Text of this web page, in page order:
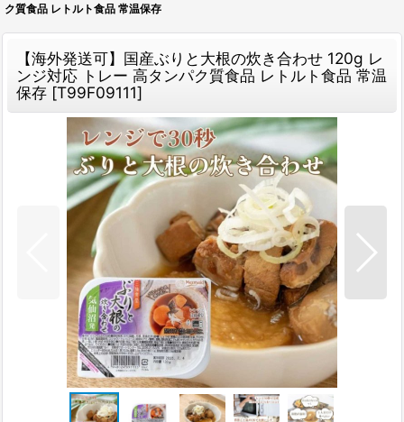
ク質食品 レトルト食品 常温保存
【海外発送可】国産ぶりと大根の炊き合わせ 120g レ
ンジ対応 トレー 高タンパク質食品 レトルト食品 常温
保存 [T99F09111]